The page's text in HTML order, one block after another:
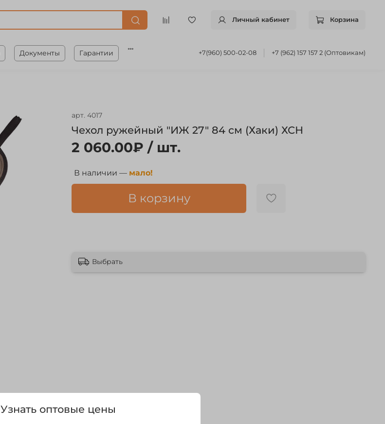
Личный кабинет Корзина
Документы Гарантии +7(960) 500-02-08 +7 (962) 157 157 2 (Оптовикам)
арт. 4017
Чехол ружейный "ИЖ 27" 84 см (Хаки) ХСН
2 060.00₽ / шт.
В наличии — мало!
В корзину
Выбрать
Узнать оптовые цены